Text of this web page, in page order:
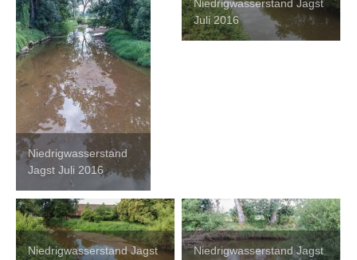
Niedrigwasserstand
Jagst Juli 2016
Niedrigwasserstand Jagst
Juli 2016
Niedrigwasserstand Jagst
Niedrigwasserstand Jagst